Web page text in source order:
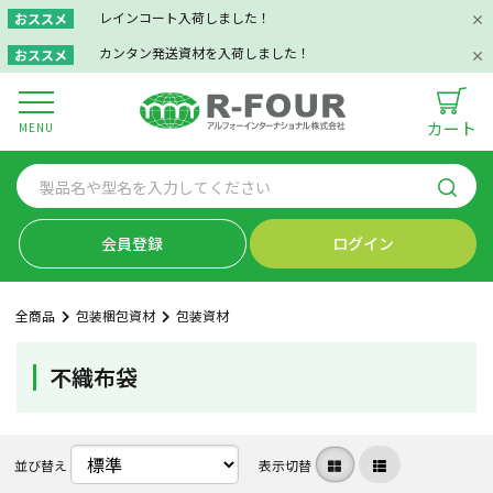
おススメ レインコート入荷しました！
おススメ カンタン発送資材を入荷しました！
MENU カート
会員登録 ログイン
全商品 包装梱包資材 包装資材
不織布袋
並び替え 表示切替